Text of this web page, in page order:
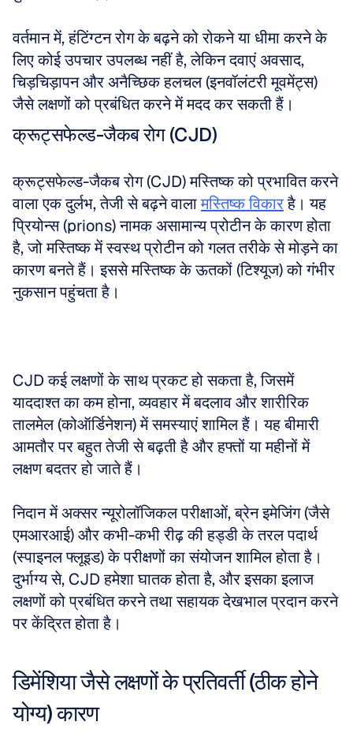
वर्तमान में, हंटिंग्टन रोग के बढ़ने को रोकने या धीमा करने के
लिए कोई उपचार उपलब्ध नहीं है, लेकिन दवाएं अवसाद,
चिड़चिड़ापन और अनैच्छिक हलचल (इनवॉलंटरी मूवमेंट्स)
जैसे लक्षणों को प्रबंधित करने में मदद कर सकती हैं।
क्रूट्सफेल्ड-जैकब रोग (CJD)
क्रूट्सफेल्ड-जैकब रोग (CJD) मस्तिष्क को प्रभावित करने
वाला एक दुर्लभ, तेजी से बढ़ने वाला मस्तिष्क विकार है। यह
प्रियोन्स (prions) नामक असामान्य प्रोटीन के कारण होता
है, जो मस्तिष्क में स्वस्थ प्रोटीन को गलत तरीके से मोड़ने का
कारण बनते हैं। इससे मस्तिष्क के ऊतकों (टिश्यूज) को गंभीर
नुकसान पहुंचता है।
CJD कई लक्षणों के साथ प्रकट हो सकता है, जिसमें
याददाश्त का कम होना, व्यवहार में बदलाव और शारीरिक
तालमेल (कोऑर्डिनेशन) में समस्याएं शामिल हैं। यह बीमारी
आमतौर पर बहुत तेजी से बढ़ती है और हफ्तों या महीनों में
लक्षण बदतर हो जाते हैं।
निदान में अक्सर न्यूरोलॉजिकल परीक्षाओं, ब्रेन इमेजिंग (जैसे
एमआरआई) और कभी-कभी रीढ़ की हड्डी के तरल पदार्थ
(स्पाइनल फ्लूइड) के परीक्षणों का संयोजन शामिल होता है।
दुर्भाग्य से, CJD हमेशा घातक होता है, और इसका इलाज
लक्षणों को प्रबंधित करने तथा सहायक देखभाल प्रदान करने
पर केंद्रित होता है।
डिमेंशिया जैसे लक्षणों के प्रतिवर्ती (ठीक होने
योग्य) कारण